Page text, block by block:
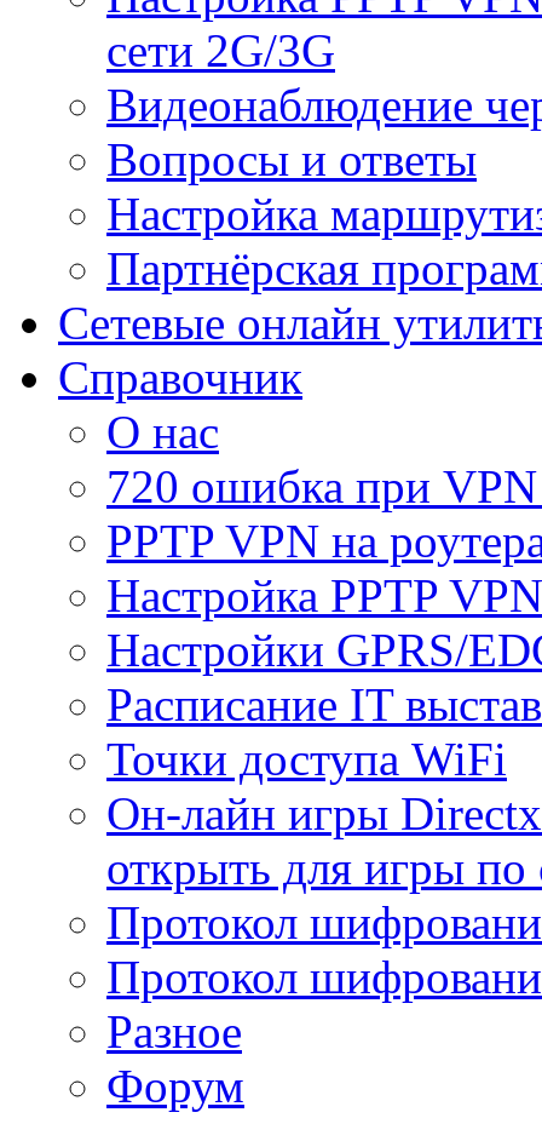
сети 2G/3G
Видеонаблюдение
Вопросы и ответы
Настройка
Партнёрская
Сетевые онлайн
Справочник
О нас
720 ошибка при
PPTP VPN на
Настройка PPTP
Настройки GPRS/
Расписание IT
Точки доступа WiFi
Он-лайн игры
открыть для игры по
Протокол
Протокол
Разное
Форум